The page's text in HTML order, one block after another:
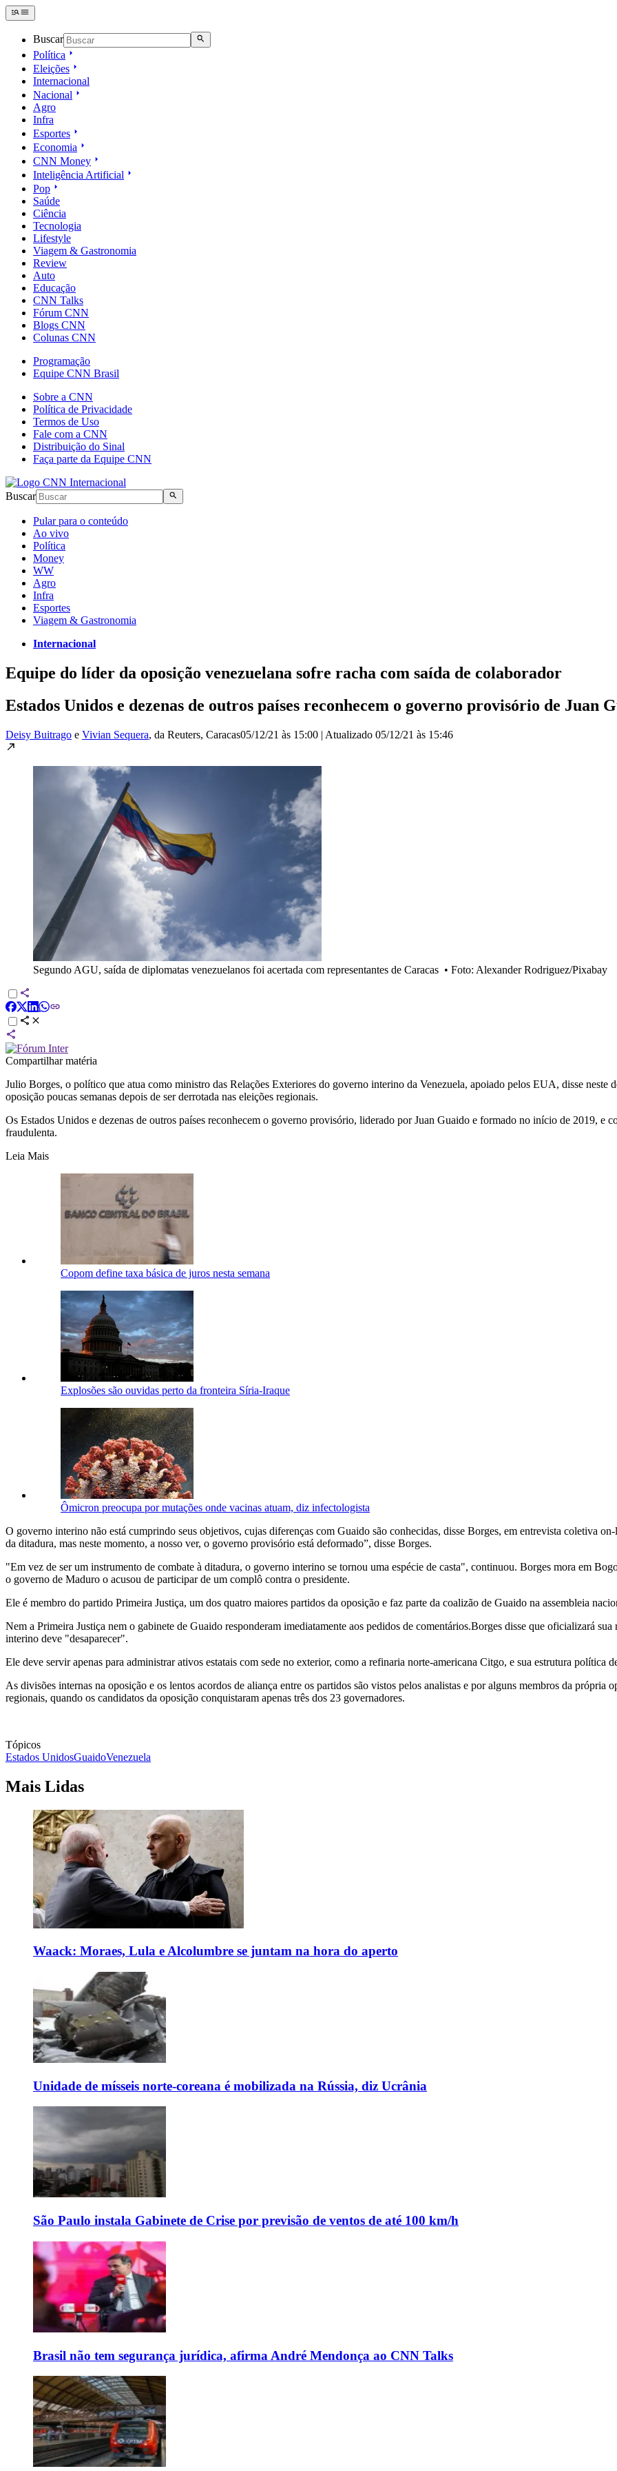
Buscar
Política
Eleições
Internacional
Nacional
Agro
Infra
Esportes
Economia
CNN Money
Inteligência Artificial
Pop
Saúde
Ciência
Tecnologia
Lifestyle
Viagem & Gastronomia
Review
Auto
Educação
CNN Talks
Fórum CNN
Blogs CNN
Colunas CNN
Programação
Equipe CNN Brasil
Sobre a CNN
Política de Privacidade
Termos de Uso
Fale com a CNN
Distribuição do Sinal
Faça parte da Equipe CNN
Buscar
Pular para o conteúdo
Ao vivo
Política
Money
WW
Agro
Infra
Esportes
Viagem & Gastronomia
Internacional
Equipe do líder da oposição venezuelana sofre racha com saída de colaborador
Estados Unidos e dezenas de outros países reconhecem o governo provisório de Juan
Deisy Buitrago e Vivian Sequera, da Reuters, Caracas05/12/21 às 15:00 | Atualizado 05/12/21 às 15:46
Segundo AGU, saída de diplomatas venezuelanos foi acertada com representantes de Caracas • Foto: Alexander Rodriguez/Pixabay
Compartilhar matéria
Julio Borges, o político que atua como ministro das Relações Exteriores do governo interino da Venezuela, apoiado pelos EUA, disse neste
oposição poucas semanas depois de ser derrotada nas eleições regionais.
Os Estados Unidos e dezenas de outros países reconhecem o governo provisório, liderado por Juan Guaido e formado no início de 2019, e
fraudulenta.
Leia Mais
Copom define taxa básica de juros nesta semana
Explosões são ouvidas perto da fronteira Síria-Iraque
Ômicron preocupa por mutações onde vacinas atuam, diz infectologista
O governo interino não está cumprindo seus objetivos, cujas diferenças com Guaido são conhecidas, disse Borges, em entrevista coletiva
da ditadura, mas neste momento, a nosso ver, o governo provisório está deformado”, disse Borges.
"Em vez de ser um instrumento de combate à ditadura, o governo interino se tornou uma espécie de casta", continuou. Borges mora em
o governo de Maduro o acusou de participar de um complô contra o presidente.
Ele é membro do partido Primeira Justiça, um dos quatro maiores partidos da oposição e faz parte da coalizão de Guaido na assembleia
Nem a Primeira Justiça nem o gabinete de Guaido responderam imediatamente aos pedidos de comentários.Borges disse que oficializará
interino deve "desaparecer".
Ele deve servir apenas para administrar ativos estatais com sede no exterior, como a refinaria norte-americana Citgo, e sua estrutura política
As divisões internas na oposição e os lentos acordos de aliança entre os partidos são vistos pelos analistas e por alguns membros da própria
regionais, quando os candidatos da oposição conquistaram apenas três dos 23 governadores.
Tópicos
Estados UnidosGuaidoVenezuela
Mais Lidas
Waack: Moraes, Lula e Alcolumbre se juntam na hora do aperto
Unidade de mísseis norte-coreana é mobilizada na Rússia, diz Ucrânia
São Paulo instala Gabinete de Crise por previsão de ventos de até 100 km/h
Brasil não tem segurança jurídica, afirma André Mendonça ao CNN Talks